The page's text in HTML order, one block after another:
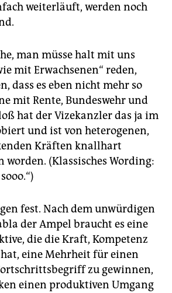
weiterläuft, werden noch
man müsse halt mit uns
mit Erwachsenen“ reden,
dass es eben nicht mehr so
mit Rente, Bundeswehr und
hat der Vizekanzler das ja im
und ist von heterogenen,
Kräften knallhart
worden. (Klassisches Wording:
fest. Nach dem unwürdigen
der Ampel braucht es eine
die die Kraft, Kompetenz
eine Mehrheit für einen
zu gewinnen,
einen produktiven Umgang